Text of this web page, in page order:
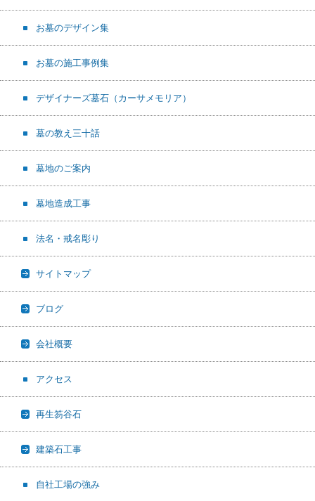
お墓のデザイン集
お墓の施工事例集
デザイナーズ墓石（カーサメモリア）
墓の教え三十話
墓地のご案内
墓地造成工事
法名・戒名彫り
サイトマップ
ブログ
会社概要
アクセス
再生笏谷石
建築石工事
自社工場の強み